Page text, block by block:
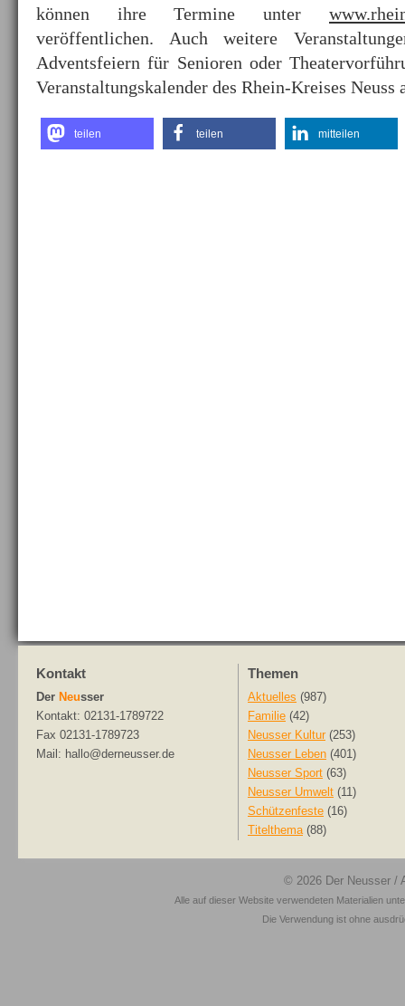
können ihre Termine unter
veröffentlichen. Auch weitere
Adventsfeiern für Senioren oder
Veranstaltungskalender des Rhein-Kreises Neuss
teilen teilen mitteilen
Kontakt
Der Neusser
Kontakt: 02131-1789722
Fax 02131-1789723
Mail: hallo@derneusser.de
Themen
Aktuelles (987)
Familie (42)
Neusser Kultur (253)
Neusser Leben (401)
Neusser Sport (63)
Neusser Umwelt (11)
Schützenfeste (16)
Titelthema(88)
© 2026 Der Neusser /
Alle auf dieser Website verwendeten Materialien
Die Verwendung ist ohne